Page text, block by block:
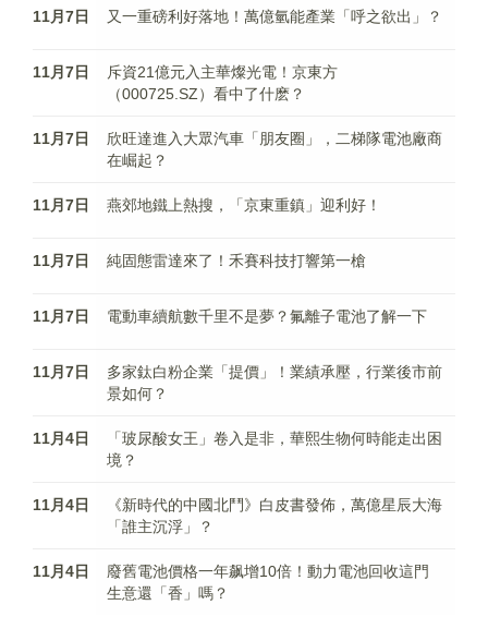
11月7日 又一重磅利好落地！萬億氫能產業「呼之欲出」？
11月7日
斥資21億元入主華燦光電！京東方
（000725.SZ）看中了什麽？
11月7日
欣旺達進入大眾汽車「朋友圈」，二梯隊電池廠商
在崛起？
11月7日 燕郊地鐵上熱搜，「京東重鎮」迎利好！
11月7日 純固態雷達來了！禾賽科技打響第一槍
11月7日 電動車續航數千里不是夢？氟離子電池了解一下
11月7日
多家鈦白粉企業「提價」！業績承壓，行業後市前
景如何？
11月4日
「玻尿酸女王」卷入是非，華熙生物何時能走出困
境？
11月4日
《新時代的中國北鬥》白皮書發佈，萬億星辰大海
「誰主沉浮」？
11月4日
廢舊電池價格一年飙增10倍！動力電池回收這門
生意還「香」嗎？